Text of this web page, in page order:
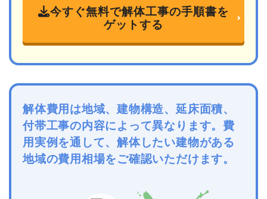
今すぐ無料で解体工事の手順書を
ゲットする
解体費用は地域、建物構造、延床面積、
付帯工事の内容によって異なります。費
用実例を通して、解体したい建物がある
地域の費用相場をご確認いただけます。